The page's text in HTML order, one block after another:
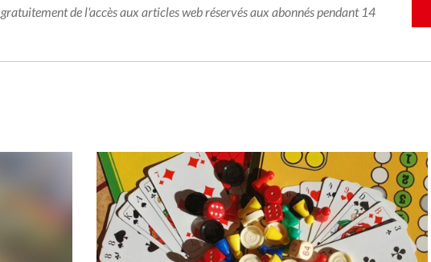
de l'accès aux articles web réservés aux abonnés pendant 14